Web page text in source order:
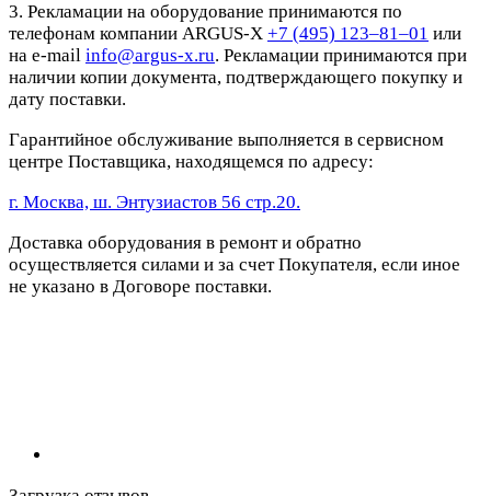
3. Рекламации на оборудование принимаются по
телефонам компании ARGUS-X +7 (495) 123–81–01 или
на e-mail info@argus-x.ru. Рекламации принимаются при
наличии копии документа, подтверждающего покупку и
дату поставки.
Гарантийное обслуживание выполняется в сервисном
центре Поставщика, находящемся по адресу:
г. Москва, ш. Энтузиастов 56 стр.20.
Доставка оборудования в ремонт и обратно
осуществляется силами и за счет Покупателя, если иное
не указано в Договоре поставки.